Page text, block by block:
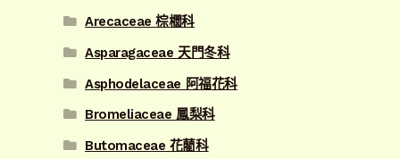
Arecaceae 棕櫚科
Asparagaceae 天門冬科
Asphodelaceae 阿福花科
Bromeliaceae 鳳梨科
Butomaceae 花藺科